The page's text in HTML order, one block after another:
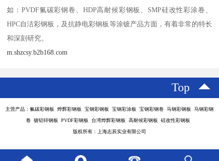
如：PVDF氟碳彩钢卷、HDP高耐候彩钢板、SMP硅改性彩涂卷、
HPC自洁彩钢板，及抗静电彩钢板等涂镀产品方面，有着非常的特长
和深刻研究。
m.shzcsy.b2b168.com
Top
主营产品：氟碳彩钢板 烨辉彩钢板 宝钢彩钢板 宝钢彩涂板 宝钢彩钢卷 马钢彩钢板 马钢彩钢
卷 镀铝锌钢板 PVDF彩钢板 台湾烨辉彩钢板 高耐候彩钢板 硅改性彩钢板
版权所有：上海志辰实业有限公司